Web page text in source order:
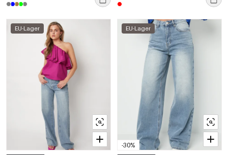
EU-Lager
-30%
EU-Lager